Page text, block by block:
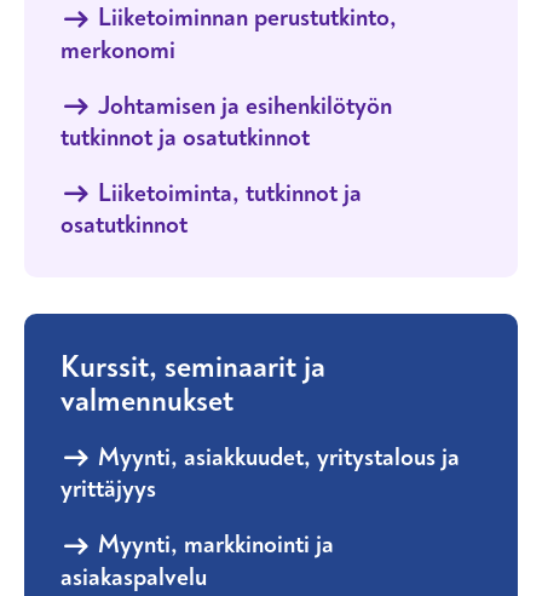
Liiketoiminnan perustutkinto,
merkonomi
Johtamisen ja esihenkilötyön
tutkinnot ja osatutkinnot
Liiketoiminta, tutkinnot ja
osatutkinnot
Kurssit, seminaarit ja
valmennukset
Myynti, asiakkuudet, yritystalous ja
yrittäjyys
Myynti, markkinointi ja
asiakaspalvelu